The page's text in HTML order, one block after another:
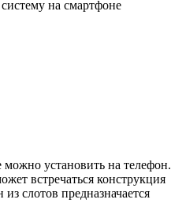
на смартфоне
можно установить на телефон.
встречаться конструкция
слотов предназначается